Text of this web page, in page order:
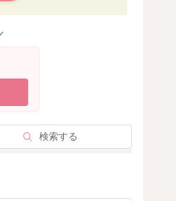
るといわれています
ませんのでご安心く
収への影響は減らせ
で、「おやつの牛乳
検索する